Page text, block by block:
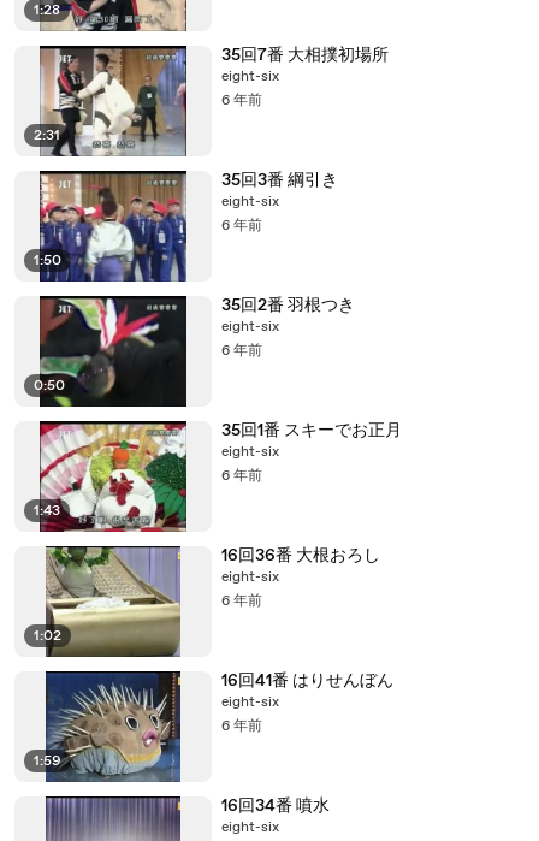
1:28
2:31
35回7番 大相撲初場所
eight-six
6 年前
1:50
35回3番 綱引き
eight-six
6 年前
0:50
35回2番 羽根つき
eight-six
6 年前
1:43
35回1番 スキーでお正月
eight-six
6 年前
1:02
16回36番 大根おろし
eight-six
6 年前
1:59
16回41番 はりせんぼん
eight-six
6 年前
16回34番 噴水
eight-six